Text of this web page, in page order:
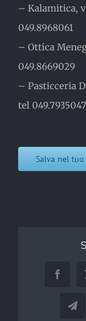
– Kalamitica,
049.8968061
– Ottica
049.8669029
– Pasticceria
tel 049.7935047
Salva nel